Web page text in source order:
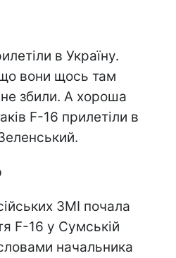
в Україну.
вони щось там
не збили. А хороша
F-16 прилетіли в
ЗМІ почала
F-16 у Сумській
начальника